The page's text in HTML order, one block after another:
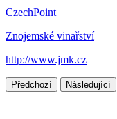
CzechPoint
Znojemské vinařství
http://www.jmk.cz
Předchozí Následující